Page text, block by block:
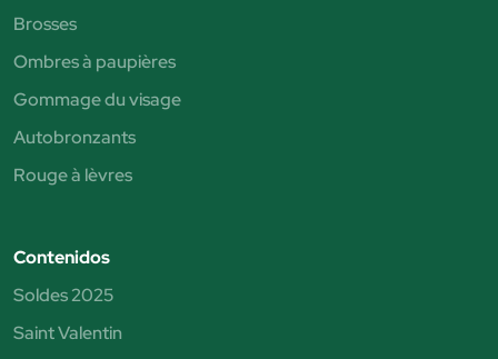
Brosses
Ombres à paupières
Gommage du visage
Autobronzants
Rouge à lèvres
Contenidos
Soldes 2025
Saint Valentin